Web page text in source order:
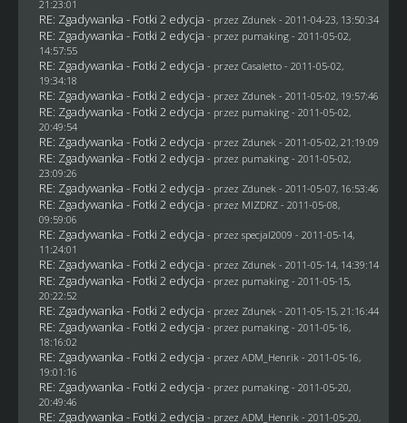
21:23:01
RE: Zgadywanka - Fotki 2 edycja - przez Zdunek - 2011-04-23, 13:50:34
RE: Zgadywanka - Fotki 2 edycja - przez pumaking- 2011-05-02,
14:57:55
RE: Zgadywanka - Fotki 2 edycja - przez Casaletto- 2011-05-02,
19:34:18
RE: Zgadywanka - Fotki 2 edycja - przez Zdunek - 2011-05-02, 19:57:46
RE: Zgadywanka - Fotki 2 edycja - przez pumaking- 2011-05-02,
20:49:54
RE: Zgadywanka - Fotki 2 edycja - przez Zdunek - 2011-05-02, 21:19:09
RE: Zgadywanka - Fotki 2 edycja - przez pumaking- 2011-05-02,
23:09:26
RE: Zgadywanka - Fotki 2 edycja - przez Zdunek - 2011-05-07, 16:53:46
RE: Zgadywanka - Fotki 2 edycja - przez MIZDRZ- 2011-05-08,
09:59:06
RE: Zgadywanka - Fotki 2 edycja - przez specjal2009 - 2011-05-14,
11:24:01
RE: Zgadywanka - Fotki 2 edycja - przez Zdunek - 2011-05-14, 14:39:14
RE: Zgadywanka - Fotki 2 edycja - przez pumaking- 2011-05-15,
20:22:52
RE: Zgadywanka - Fotki 2 edycja - przez Zdunek - 2011-05-15, 21:16:44
RE: Zgadywanka - Fotki 2 edycja - przez pumaking- 2011-05-16,
18:16:02
RE: Zgadywanka - Fotki 2 edycja - przez ADM_Henrik - 2011-05-16,
19:01:16
RE: Zgadywanka - Fotki 2 edycja - przez pumaking- 2011-05-20,
20:49:46
RE: Zgadywanka - Fotki 2 edycja - przez ADM_Henrik - 2011-05-20,